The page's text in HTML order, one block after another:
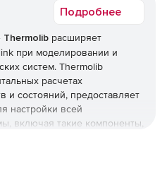
Подробнее
Thermolib расширяет
при моделировании и
систем. Thermolib
расчетах
и состояний, предоставляет
настройки всей
включая такие компоненты,